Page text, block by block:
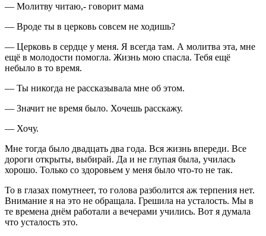
— Молитву читаю,- говорит мама
— Вроде ты в церковь совсем не ходишь?
— Церковь в сердце у меня. Я всегда там. А молитва эта, мне
ещё в молодости помогла. Жизнь мою спасла. Тебя ещё
небыло в то время.
— Ты никогда не рассказывала мне об этом.
— Значит не время было. Хочешь расскажу.
— Хочу.
Мне тогда было двадцать два года. Вся жизнь впереди. Все
дороги открыты, выбирай. Да и не глупая была, училась
хорошо. Только со здоровьем у меня было что-то не так.
То в глазах помутнеет, то голова разболится аж терпения нет.
Внимание я на это не обращала. Грешила на усталость. Мы в
те времена днём работали а вечерами учились. Вот я думала
что усталость это.